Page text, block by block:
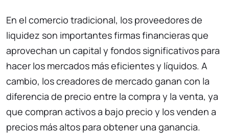
En el comercio tradicional, los proveedores de
liquidez son importantes firmas financieras que
aprovechan un capital y fondos significativos para
hacer los mercados más eficientes y líquidos. A
cambio, los creadores de mercado ganan con la
diferencia de precio entre la compra y la venta, ya
que compran activos a bajo precio y los venden a
precios más altos para obtener una ganancia.